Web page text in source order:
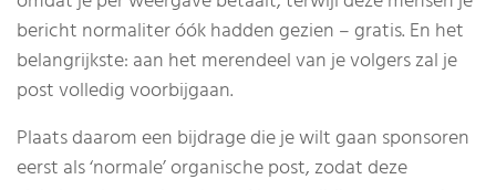
bericht normaliter óók hadden gezien – gratis. En het
belangrijkste: aan het merendeel van je volgers zal je
post volledig voorbijgaan.
Plaats daarom een bijdrage die je wilt gaan sponsoren
eerst als ‘normale’ organische post, zodat deze